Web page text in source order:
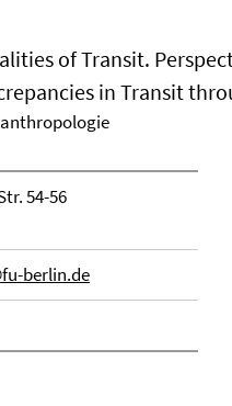
of Transit.
in Transit
54-56
berlin.de